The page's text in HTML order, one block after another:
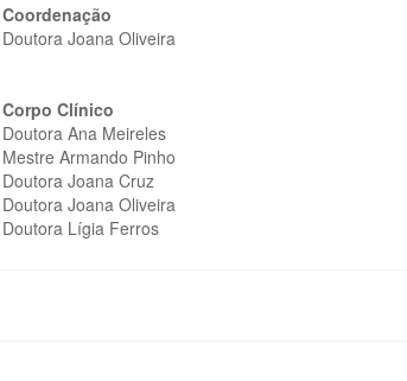
Coordenação
Doutora Joana Oliveira
Corpo Clínico
Doutora Ana Meireles
Mestre Armando Pinho
Doutora Joana Cruz
Doutora Joana Oliveira
Doutora Lígia Ferros